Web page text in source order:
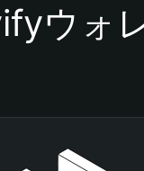
ウォ